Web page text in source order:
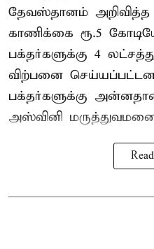
தேவஸ்தானம்
காணிக்கை ரூ.5
பக்தர்களுக்கு 4
விற்பனை
பக்தர்களுக்கு
அஸ்வினி